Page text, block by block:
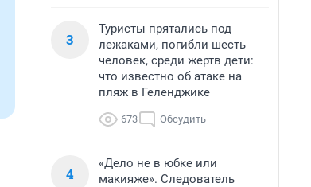
3
Туристы прятались под
лежаками, погибли шесть
человек, среди жертв дети:
что известно об атаке на
пляж в Геленджике
673 Обсудить
4
«Дело не в юбке или
макияже». Следователь